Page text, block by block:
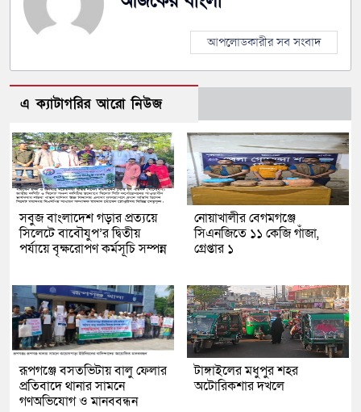
আপলোডকারীর সব সংবাদ
এ ক্যাটাগরির আরো নিউজ
সবুজ বাংলাদেশ গড়ার প্রত্যয়ে
সিলেটে বাবৌযুপ’র দ্বিতীয়
পর্যায়ে বৃক্ষরোপণ কর্মসূচি সম্পন্ন
নোয়াখালীর বেগমগঞ্জে
সিএনজিতে ১১ কেজি গাঁজা,
গ্রেপ্তার ১
রূপগঞ্জে বসতভিটায় বালু ফেলার
প্রতিবাদে থানার সামনে
গণঅভিযোগ ও মানববন্ধন
টাঙ্গাইলের মধুপুর শহর
অটোরিকশার দখলে